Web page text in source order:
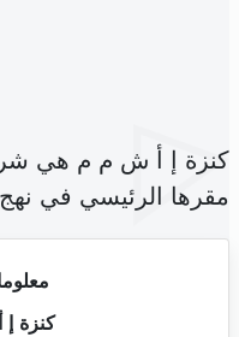
كنزة إ أ ش م م هي
مقرها الرئيسي في نهج
كنزة